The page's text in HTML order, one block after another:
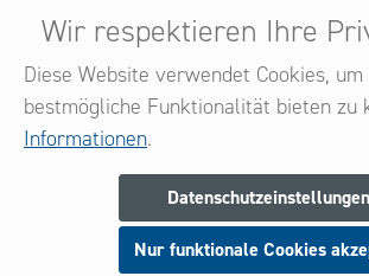
KONTAKT
FOLGE UNS
Melden Sie sich jetzt zu unserem
und seien Sie stets über neue
Wir respektieren Ihre
Diese Website verwendet Cookies, um
bestmögliche Funktionalität bieten zu
Informationen.
Datenschutzeinstellungen
Nur funktionale Cookies